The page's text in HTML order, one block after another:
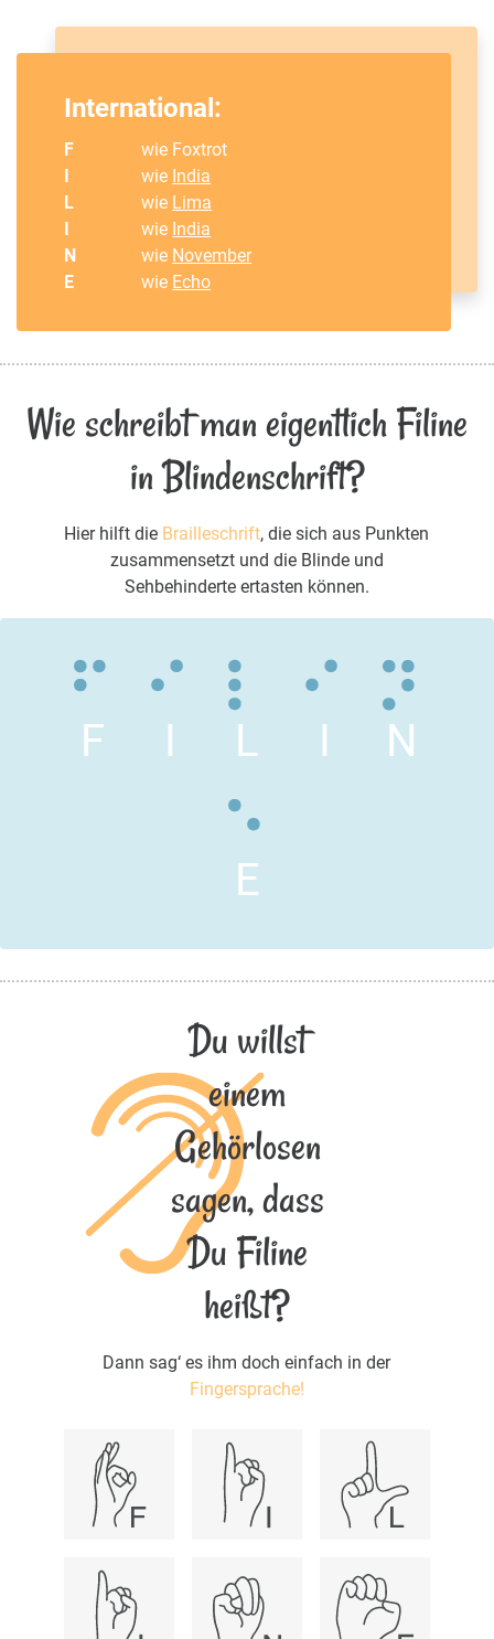
International:
F
wie Foxtrot
I
wie India
L
wie Lima
I
wie India
N
wie November
E
wie Echo
Wie schreibt man eigentlich Filine
in Blindenschrift?
Hier hilft die Brailleschrift, die sich aus Punkten
zusammensetzt und die Blinde und
Sehbehinderte ertasten können.
F I L I N
E
Du willst
einem
Gehörlosen
sagen, dass
Du Filine
heißt?
Dann sag‘ es ihm doch einfach in der
Fingersprache!